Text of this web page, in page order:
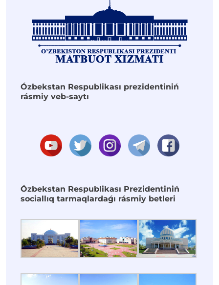
Ózbekstan Respublikası prezidentiniń
rásmiy veb-saytı
Ózbekstan Respublikası Prezidentiniń
sociallıq tarmaqlardaǵı rásmiy betleri